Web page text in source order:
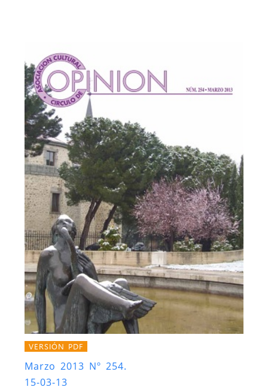
VERSIÓN PDF
Marzo 2013 Nº 254.
15-03-13